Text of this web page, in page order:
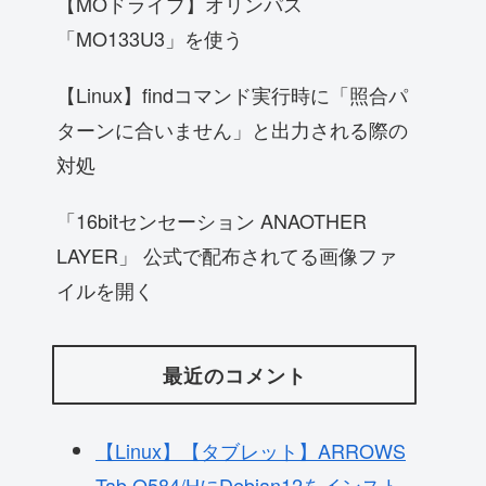
「MO133U3」を使う
【Linux】findコマンド実行時に「照合パ
ターンに合いません」と出力される際の
対処
「16bitセンセーション ANAOTHER
LAYER」 公式で配布されてる画像ファ
イルを開く
最近のコメント
【Linux】【タブレット】ARROWS